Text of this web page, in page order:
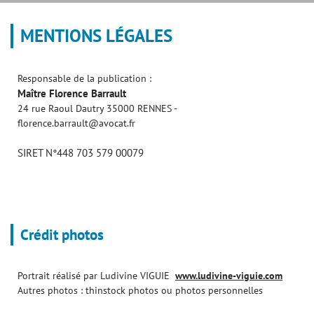
MENTIONS LÉGALES
Responsable de la publication :
Maître Florence Barrault
24 rue Raoul Dautry 35000 RENNES -
florence.barrault@avocat.fr
SIRET N°448 703 579 00079
Crédit photos
Portrait réalisé par Ludivine VIGUIE www.ludivine-viguie.com
Autres photos : thinstock photos ou photos personnelles